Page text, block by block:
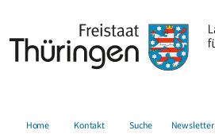
Home Kontakt Suche Newsletter